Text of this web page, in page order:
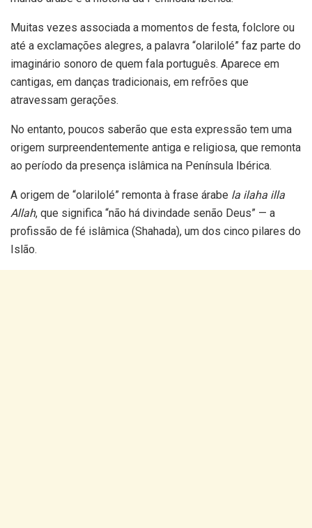
Muitas vezes associada a momentos de festa, folclore ou
até a exclamações alegres, a palavra “olarilolé” faz parte do
imaginário sonoro de quem fala português. Aparece em
cantigas, em danças tradicionais, em refrões que
atravessam gerações.
No entanto, poucos saberão que esta expressão tem uma
origem surpreendentemente antiga e religiosa, que remonta
ao período da presença islâmica na Península Ibérica.
A origem de “olarilolé” remonta à frase árabe la ilaha illa
Allah, que significa “não há divindade senão Deus” — a
profissão de fé islâmica (Shahada), um dos cinco pilares do
Islão.